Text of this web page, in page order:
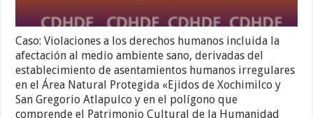
Caso: Violaciones a los derechos humanos incluida la
afectación al medio ambiente sano, derivadas del
establecimiento de asentamientos humanos irregulares
en el Área Natural Protegida «Ejidos de Xochimilco y
San Gregorio Atlapulco y en el polígono que
comprende el Patrimonio Cultural de la Humanidad